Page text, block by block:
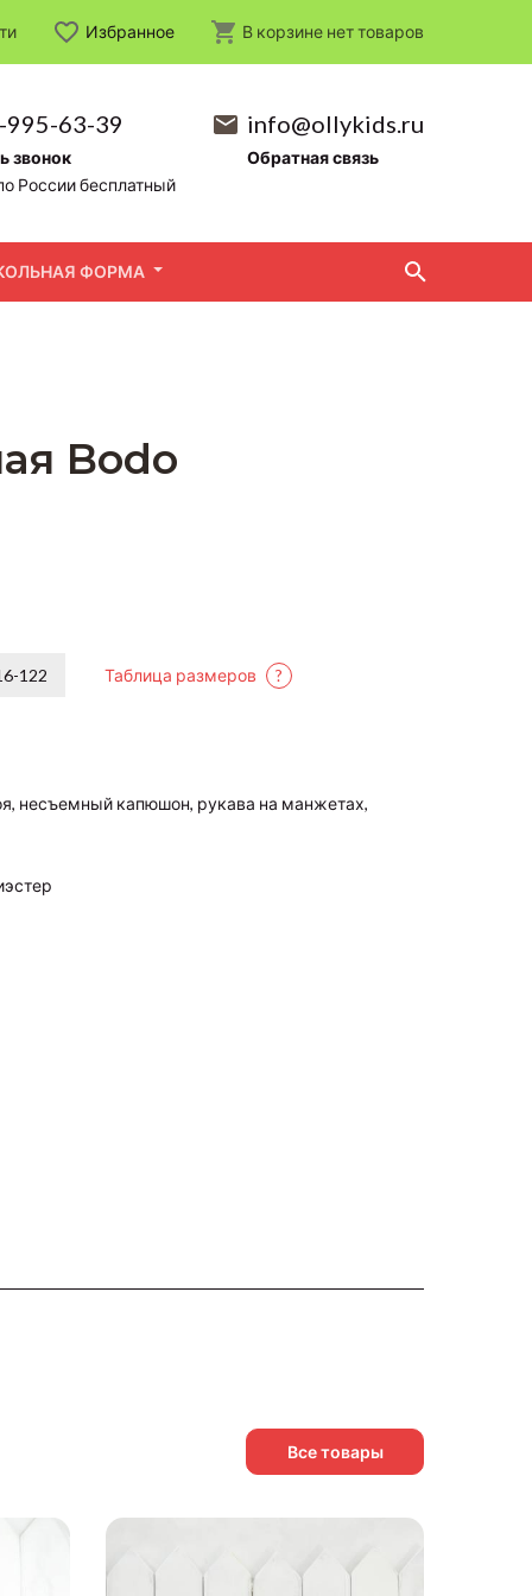
995-63-39
звонок
России бесплатный
info@ollykids.ru
Обратная связь
ФОРМА
Избранное В корзине неттоваров
Bodo
122 Таблица размеров ?
несъемный капюшон, рукава на манжетах,
Все товары